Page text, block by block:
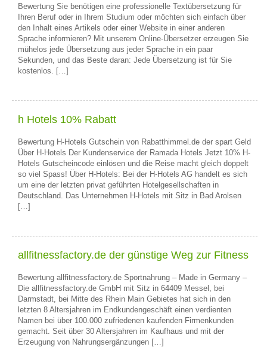
Bewertung Sie benötigen eine professionelle Textübersetzung für
Ihren Beruf oder in Ihrem Studium oder möchten sich einfach über
den Inhalt eines Artikels oder einer Website in einer anderen
Sprache informieren? Mit unserem Online-Übersetzer erzeugen Sie
mühelos jede Übersetzung aus jeder Sprache in ein paar
Sekunden, und das Beste daran: Jede Übersetzung ist für Sie
kostenlos. […]
h Hotels 10% Rabatt
Bewertung H-Hotels Gutschein von Rabatthimmel.de der spart Geld
Über H-Hotels Der Kundenservice der Ramada Hotels Jetzt 10% H-
Hotels Gutscheincode einlösen und die Reise macht gleich doppelt
so viel Spass! Über H-Hotels: Bei der H-Hotels AG handelt es sich
um eine der letzten privat geführten Hotelgesellschaften in
Deutschland. Das Unternehmen H-Hotels mit Sitz in Bad Arolsen
[…]
allfitnessfactory.de der günstige Weg zur Fitness
Bewertung allfitnessfactory.de Sportnahrung – Made in Germany –
Die allfitnessfactory.de GmbH mit Sitz in 64409 Messel, bei
Darmstadt, bei Mitte des Rhein Main Gebietes hat sich in den
letzten 8 Altersjahren im Endkundengeschäft einen verdienten
Namen bei über 100.000 zufriedenen kaufenden Firmenkunden
gemacht. Seit über 30 Altersjahren im Kaufhaus und mit der
Erzeugung von Nahrungsergänzungen […]